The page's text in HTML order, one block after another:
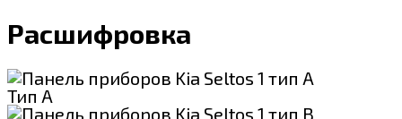
Расшифровка
Тип А